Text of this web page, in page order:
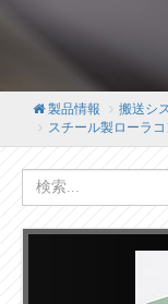
製品情報 搬送シ
スチール製ローラ